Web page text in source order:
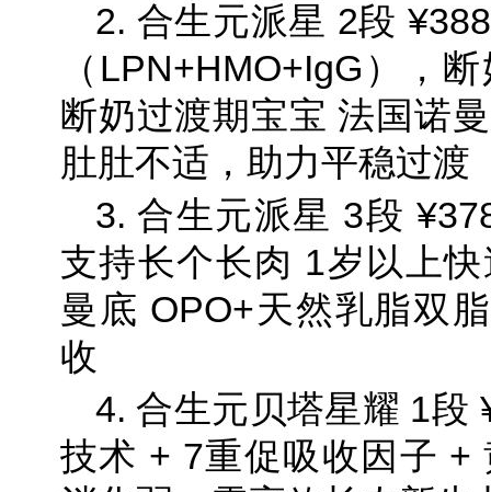
2. 合生元派星 2段
（LPN+HMO+IgG），
断奶过渡期宝宝 法国诺
肚肚不适，助力平稳过渡
3. 合生元派星 3段
支持长个长肉 1岁以上
曼底 OPO+天然乳脂双
收
4. 合生元贝塔星耀 1段
技术 + 7重促吸收因子 +